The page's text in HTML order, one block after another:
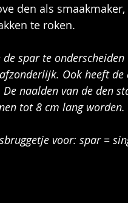
den als
te roken.
de spar te
Ook heeft
naalden van de den
tot 8 cm lang
voor: spar =